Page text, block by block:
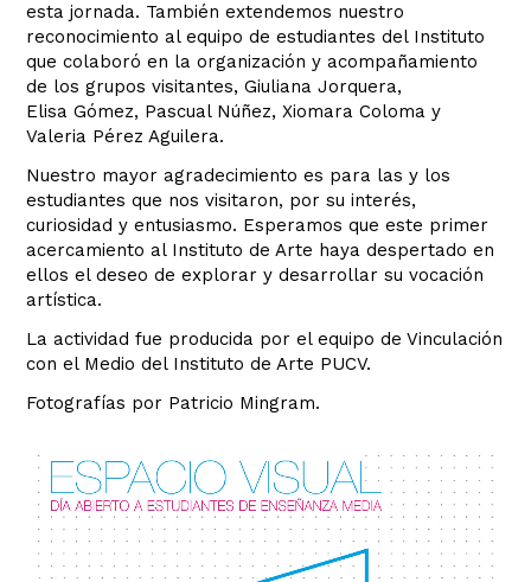
esta jornada. También extendemos nuestro
reconocimiento al equipo de estudiantes del Instituto
que colaboró en la organización y acompañamiento
de los grupos visitantes, Giuliana Jorquera,
Elisa Gómez, Pascual Núñez, Xiomara Coloma y
Valeria Pérez Aguilera.
Nuestro mayor agradecimiento es para las y los
estudiantes que nos visitaron, por su interés,
curiosidad y entusiasmo. Esperamos que este primer
acercamiento al Instituto de Arte haya despertado en
ellos el deseo de explorar y desarrollar su vocación
artística.
La actividad fue producida por el equipo de Vinculación
con el Medio del Instituto de Arte PUCV.
Fotografías por Patricio Mingram.